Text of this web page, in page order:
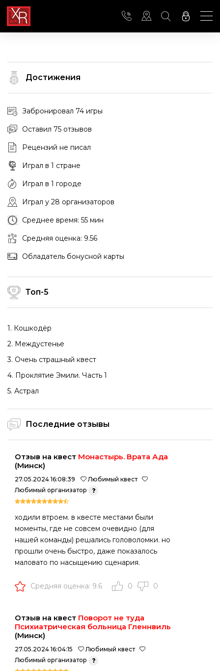
Достижения
Забронировал 74 игры
Оставил 75 отзывов
Рецензий не писал
Играл в 1 стране
Играл в 1 городе
Играл у 28 организаторов
Среднее время: 55 мин
Средняя оценка: 9.56
Обладатель бонусной карты
Топ-5
1. Кошкодёр
2. Междустенье
3. Очень страшный квест
4. Проклятие Эмили. Часть 1
5. Астрал
Последние отзывы
Отзыв на квест Монастырь. Врата Ада
(Минск)
27.05.2024 16:08:39
Любимый квест
Любимый организатор
ходили втроем. в квесте местами были
моменты, где не совсем очевидно (для
нашей команды) решались головоломки. но
прошли очень быстро, даже показалось
маловато по насыщению сценария.
Средняя оценка: 9.6 0 0
Отзыв на квест Поворот не туда
Психиатрическая больница Гленнвиль
(Минск)
27.05.2024 16:04:15
Любимый квест
Любимый организатор